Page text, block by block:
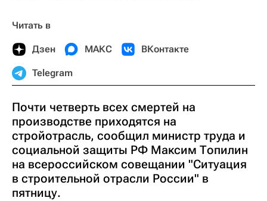
Читать в
Дзен МАКС ВКонтакте
Telegram
Почти четверть всех смертей на
производстве приходятся на
стройотрасль, сообщил министр труда и
социальной защиты РФ Максим Топилин
на всероссийском совещании "Ситуация
в строительной отрасли России" в
пятницу.